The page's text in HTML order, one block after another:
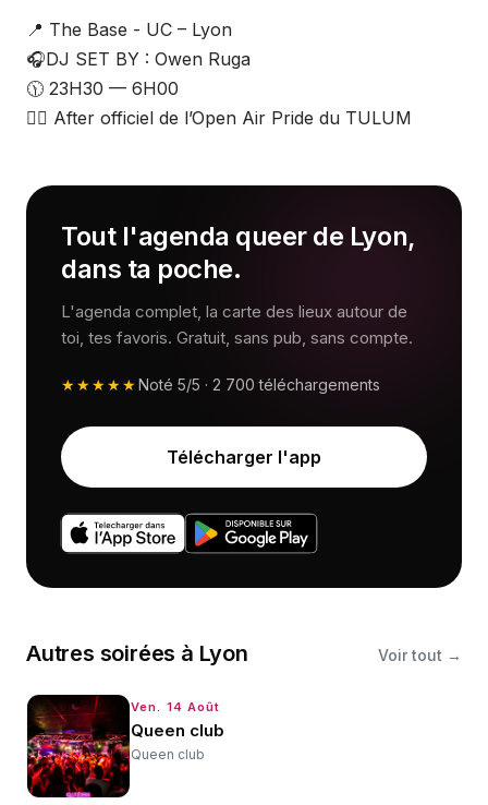
📍 The Base - UC – Lyon
🎧DJ SET BY : Owen Ruga
🕦 23H30 — 6H00
🏳️‍🌈 After officiel de l’Open Air Pride du TULUM
Tout l'agenda queer de Lyon,
dans ta poche.
L'agenda complet, la carte des lieux autour de
toi, tes favoris. Gratuit, sans pub, sans compte.
★★★★★Noté 5/5 · 2 700 téléchargements
Télécharger l'app
Autres soirées à Lyon Voir tout →
Ven. 14 Août
Queen club
Queen club